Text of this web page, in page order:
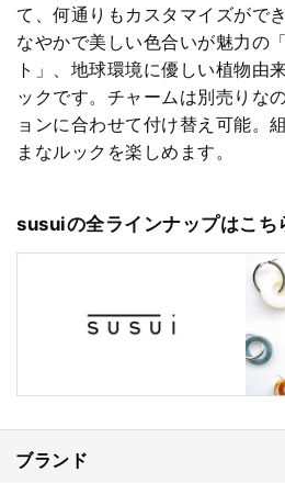
て、何通りもカスタマイズがで
なやかで美しい色合いが魅力の
ト」、地球環境に優しい植物由
ックです。チャームは別売りな
ョンに合わせて付け替え可能。
まなルックを楽しめます。
susuiの全ラインナップはこち
ブランド